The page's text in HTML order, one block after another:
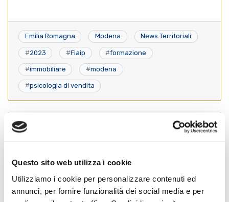
Questo sito web utilizza i cookie
Utilizziamo i cookie per personalizzare contenuti ed
annunci, per fornire funzionalità dei social media e per
Emilia Romagna Modena News Territoriali
#2023 #Fiaip #formazione
#immobiliare #modena
#psicologia di vendita
Cognome Associato
Nome Associato